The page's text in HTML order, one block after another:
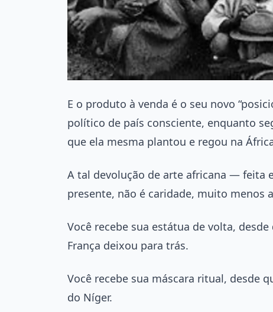
E o produto à venda é o seu novo
político de país consciente, enquanto
que ela mesma plantou e regou na
A tal devolução de arte africana —
presente, não é caridade, muito menos
Você recebe sua estátua de volta,
França deixou para trás.
Você recebe sua máscara ritual, desde
do Níger.